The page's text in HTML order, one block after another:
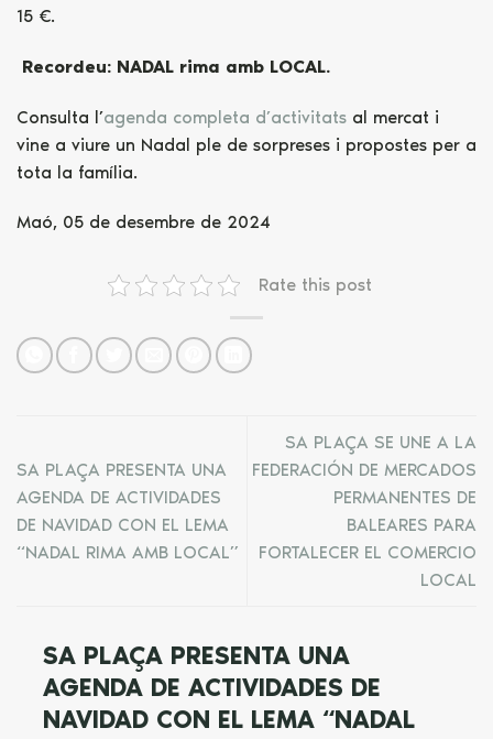
15 €.
Recordeu: NADAL rima amb LOCAL.
Consulta l’agenda completa d’activitats al mercat i
vine a viure un Nadal ple de sorpreses i propostes per a
tota la família.
Maó, 05 de desembre de 2024
Rate this post
SA PLAÇA PRESENTA UNA
AGENDA DE ACTIVIDADES
DE NAVIDAD CON EL LEMA
“NADAL RIMA AMB LOCAL”
SA PLAÇA SE UNE A LA
FEDERACIÓN DE MERCADOS
PERMANENTES DE
BALEARES PARA
FORTALECER EL COMERCIO
LOCAL
SA PLAÇA PRESENTA UNA
AGENDA DE ACTIVIDADES DE
NAVIDAD CON EL LEMA “NADAL